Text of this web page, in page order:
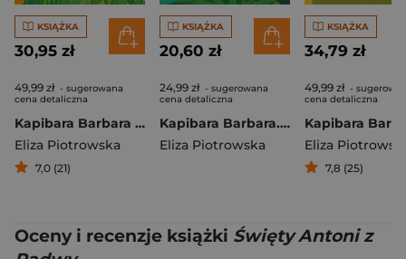
KSIĄŻKA
30,95 zł
49,99 zł - sugerowana
cena detaliczna
Kapibara Barbara i małpie figle
Eliza Piotrowska
7,0 (21)
KSIĄŻKA
20,60 zł
24,99 zł - sugerowana
cena detaliczna
Kapibara Barbara. Zwierzęta dżungli
Eliza Piotrowska
KSIĄŻKA
34,79 zł
49,99 zł -
cena detaliczna
Eliza
7,8 (25)
Oceny i recenzje książki Święty Antoni z